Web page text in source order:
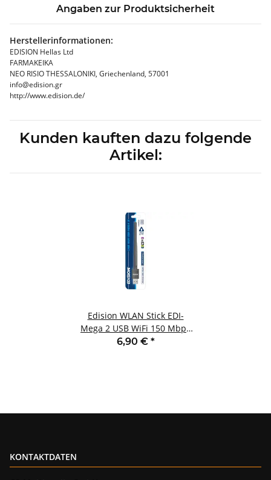
Angaben zur Produktsicherheit
Herstellerinformationen:
EDISION Hellas Ltd
FARMAKEIKA
NEO RISIO THESSALONIKI, Griechenland, 57001
info@edision.gr
http://www.edision.de/
Kunden kauften dazu folgende
Artikel:
Edision WLAN Stick EDI-
Mega 2 USB WiFi 150 Mbps
mit Antenne
6,90 € *
KONTAKTDATEN